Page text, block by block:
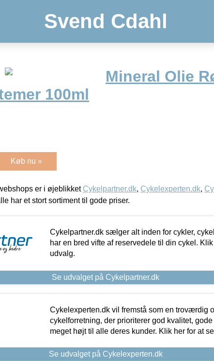
Svend Cdahl
Mineral Olie
100ml
Køb nu »
er i øjeblikket Cykelpartner.dk, Cykelexperten.dk,
har et stort sortiment til gode priser.
Cykelpartner.dk sælger alt inden for cykler,
har en bred vifte af reservedele til din cykel.
udvalg.
Se udvalget på Cykelpartner.dk
Cykelexperten.dk vil fremstå som en troværdig
cykelforretning, der prioriterer god kvalitet,
meget højt til alle deres kunder. Klik her for at
Se udvalget på Cykelexperten.dk